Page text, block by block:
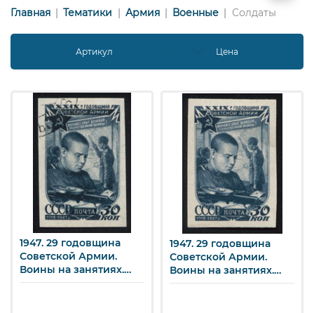
Главная Тематики Армия Военные Солдаты
Артикул Цена
1947. 29 годовщина
Советской Армии.
Воины на занятиях.
30 к.
1947. 29 годовщина
Советской Армии.
Воины на занятиях.
30 к.